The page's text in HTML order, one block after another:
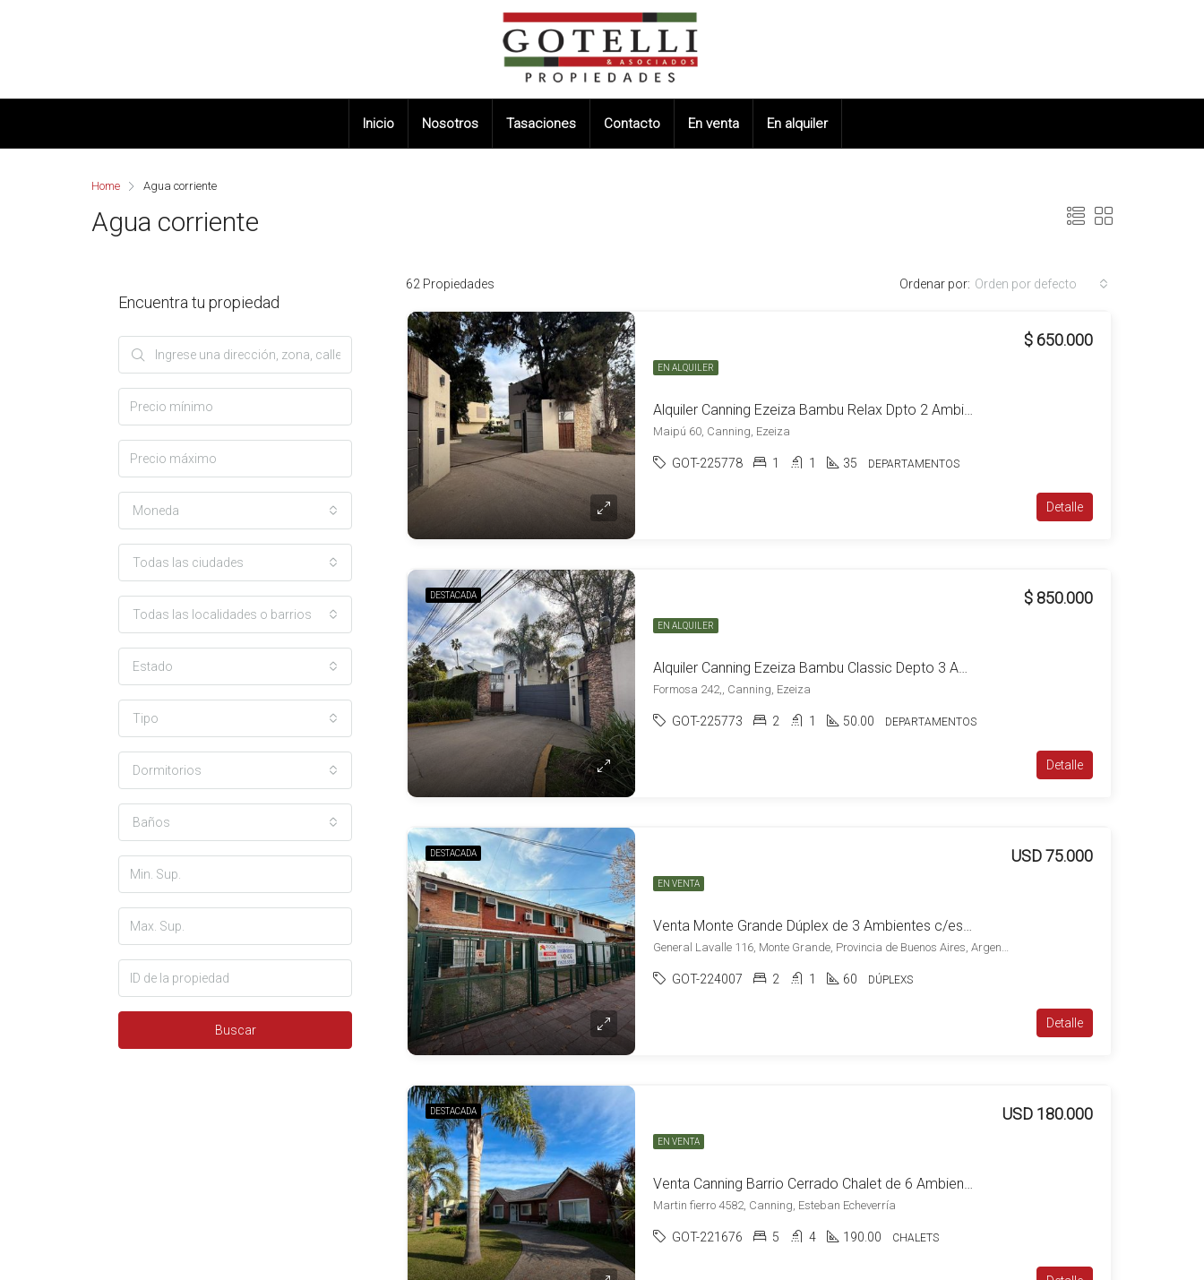
Inicio Nosotros Tasaciones Contacto En venta En alquiler
Home Agua corriente
Agua corriente
62 Propiedades Ordenar por: Orden por defecto
EN ALQUILER
Alquiler Canning Ezeiza Bambu Relax Dpto 2 Ambientes c/ estacionamiento
$ 650.000
Maipú 60, Canning, Ezeiza
GOT-225778 1 1 35 DEPARTAMENTOS
Detalle
DESTACADA
EN ALQUILER
Alquiler Canning Ezeiza Bambu Classic Depto 3 Ambientes c/estacionamiento a metros del Shopping Las Toscas
$ 850.000
Formosa 242,, Canning, Ezeiza
GOT-225773 2 1 50.00 DEPARTAMENTOS
Detalle
DESTACADA
EN VENTA
Venta Monte Grande Dúplex de 3 Ambientes c/estacionamiento y patio Apto Credito
USD 75.000
General Lavalle 116, Monte Grande, Provincia de Buenos Aires, Argentina, Monte Grande, Esteban Echeverría
GOT-224007 2 1 60 DÚPLEXS
Detalle
DESTACADA
EN VENTA
Venta Canning Barrio Cerrado Chalet de 6 Ambientes Lote de 1080 m2 Super Completa c/Piscina
USD 180.000
Martin fierro 4582, Canning, Esteban Echeverría
GOT-221676 5 4 190.00 CHALETS
Encuentra tu propiedad
Moneda
Todas las ciudades
Todas las localidades o barrios
Estado
Tipo
Dormitorios
Baños
Buscar